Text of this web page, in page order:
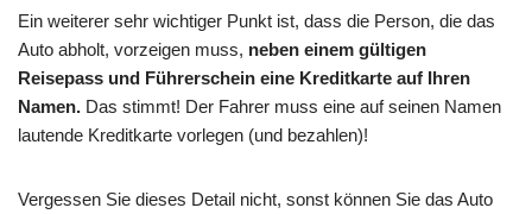
Ein weiterer sehr wichtiger Punkt ist, dass die Person, die das
Auto abholt, vorzeigen muss, neben einem gültigen
Reisepass und Führerschein eine Kreditkarte auf Ihren
Namen. Das stimmt! Der Fahrer muss eine auf seinen Namen
lautende Kreditkarte vorlegen (und bezahlen)!
Vergessen Sie dieses Detail nicht, sonst können Sie das Auto